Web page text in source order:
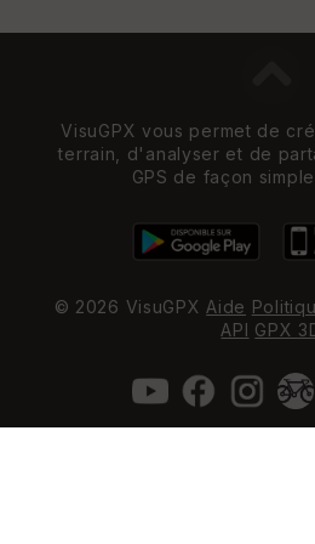
VisuGPX vous permet de
terrain, d'analyser et de
GPS de façon
© 2026 VisuGPX Aide
API GPX